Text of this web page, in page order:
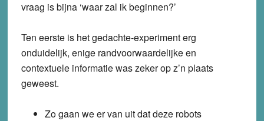
vraag is bijna ‘waar zal ik beginnen?’
Ten eerste is het gedachte-experiment erg
onduidelijk, enige randvoorwaardelijke en
contextuele informatie was zeker op z’n plaats
geweest.
Zo gaan we er van uit dat deze robots